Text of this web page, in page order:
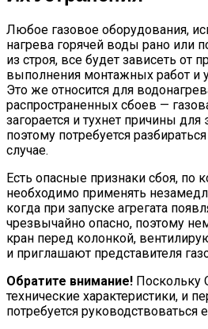
Любое газовое оборудования,
нагрева горячей воды рано или
из строя, все будет зависеть от
выполнения монтажных работ и
Это же относится для
распространенных сбоев —
загорается и тухнет причины
поэтому потребуется
случае.
Есть опасные признаки сбоя, по
необходимо применять
когда при запуске агрегата
чрезвычайно опасно, поэтому
кран перед колонкой,
и приглашают представителя
Обратите внимание! Поскольку
технические характеристики, и
потребуется руководствоваться